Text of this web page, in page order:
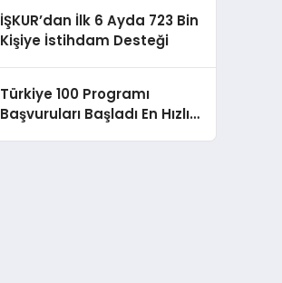
İŞKUR’dan İlk 6 Ayda 723 Bin
Kişiye İstihdam Desteği
Türkiye 100 Programı
Başvuruları Başladı En Hızlı